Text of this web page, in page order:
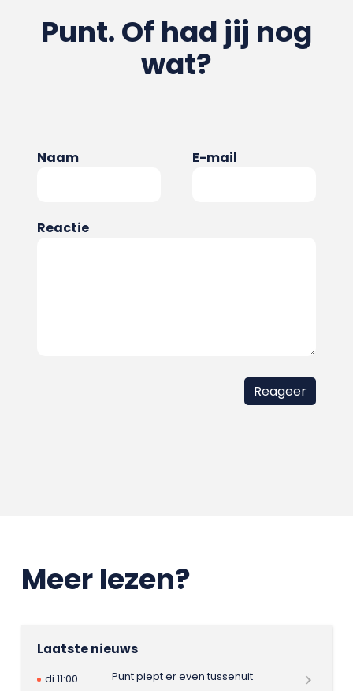
Punt. Of had jij nog
wat?
Naam E-mail
Reactie
Meer lezen?
Laatste nieuws
di 11:00
Punt piept er even tussenuit